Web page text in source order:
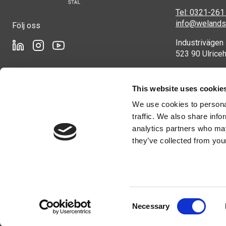
This website uses
We use cookies to
traffic. We also share
analytics partners who
they’ve collected from
Necessary
Följ oss
Tel: 0321-261
Industrivägen
523 90